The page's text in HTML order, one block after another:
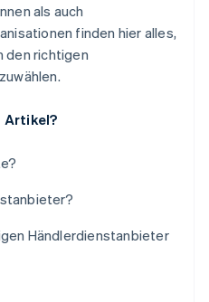
als auch
finden hier alles,
den richtigen
Artikel?
Händlerdienstanbieter